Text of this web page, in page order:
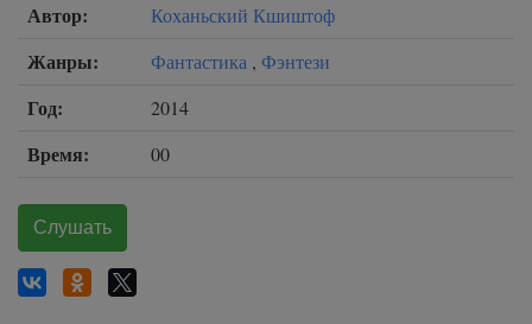
Автор: Коханьский Кшиштоф
Жанры: Фантастика , Фэнтези
Год: 2014
Время: 00
Слушать